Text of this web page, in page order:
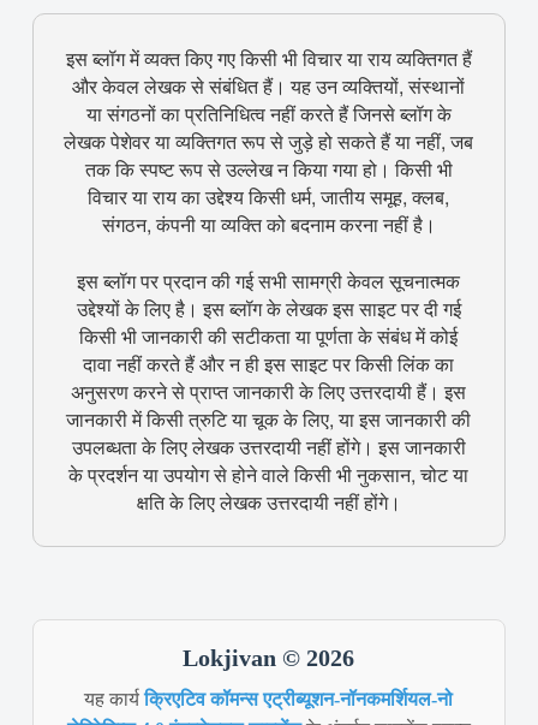
इस ब्लॉग में व्यक्त किए गए किसी भी विचार या राय व्यक्तिगत हैं
और केवल लेखक से संबंधित हैं। यह उन व्यक्तियों, संस्थानों
या संगठनों का प्रतिनिधित्व नहीं करते हैं जिनसे ब्लॉग के
लेखक पेशेवर या व्यक्तिगत रूप से जुड़े हो सकते हैं या नहीं, जब
तक कि स्पष्ट रूप से उल्लेख न किया गया हो। किसी भी
विचार या राय का उद्देश्य किसी धर्म, जातीय समूह, क्लब,
संगठन, कंपनी या व्यक्ति को बदनाम करना नहीं है।
इस ब्लॉग पर प्रदान की गई सभी सामग्री केवल सूचनात्मक
उद्देश्यों के लिए है। इस ब्लॉग के लेखक इस साइट पर दी गई
किसी भी जानकारी की सटीकता या पूर्णता के संबंध में कोई
दावा नहीं करते हैं और न ही इस साइट पर किसी लिंक का
अनुसरण करने से प्राप्त जानकारी के लिए उत्तरदायी हैं। इस
जानकारी में किसी त्रुटि या चूक के लिए, या इस जानकारी की
उपलब्धता के लिए लेखक उत्तरदायी नहीं होंगे। इस जानकारी
के प्रदर्शन या उपयोग से होने वाले किसी भी नुकसान, चोट या
क्षति के लिए लेखक उत्तरदायी नहीं होंगे।
Lokjivan © 2026
यह कार्यक्रिएटिव कॉमन्स एट्रीब्यूशन-नॉनकमर्शियल-नो